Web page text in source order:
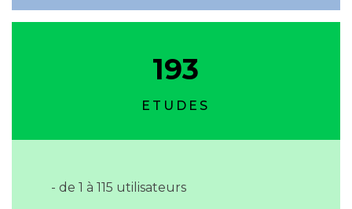
193
ETUDES
- de 1 à 115 utilisateurs